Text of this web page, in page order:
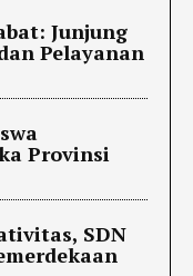
Junjung
Pelayanan
Provinsi
SDN